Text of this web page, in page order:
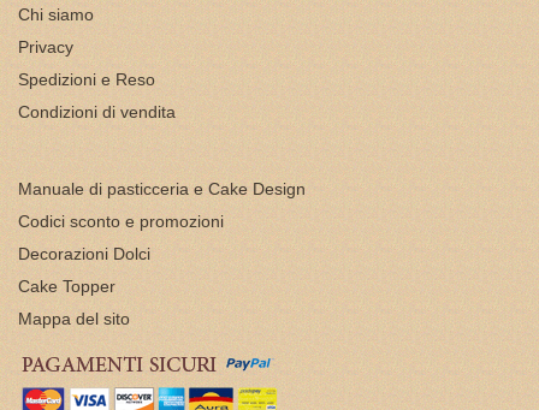
Chi siamo
Privacy
Spedizioni e Reso
Condizioni di vendita
Manuale di pasticceria e Cake Design
Codici sconto e promozioni
Decorazioni Dolci
Cake Topper
Mappa del sito